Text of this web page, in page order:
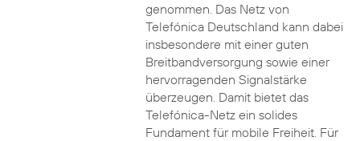
genommen. Das Netz von
Telefónica Deutschland kann dabei
insbesondere mit einer guten
Breitbandversorgung sowie einer
hervorragenden Signalstärke
überzeugen. Damit bietet das
Telefónica-Netz ein solides
Fundament für mobile Freiheit. Für